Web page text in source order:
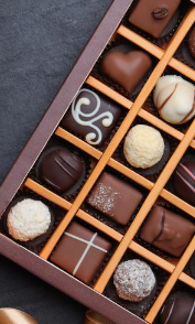
Éclipse solaire du 12 août
: “Des verres adaptés,
c'est indispensable pour
la santé des yeux”
Les troubles du sommeil
modifient votre cerveau !
Mon enfant est-il trop
sensible ou simplement
très empathique ?